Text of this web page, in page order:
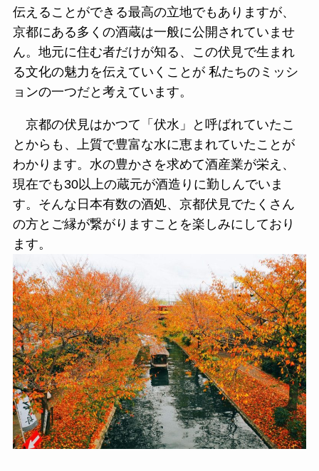
伝えることができる最高の立地でもありますが、
京都にある多くの酒蔵は一般に公開されていませ
ん。地元に住む者だけが知る、この伏見で生まれ
る文化の魅力を伝えていくことが 私たちのミッシ
ョンの一つだと考えています。
京都の伏見はかつて「伏水」と呼ばれていたこ
とからも、上質で豊富な水に恵まれていたことが
わかります。水の豊かさを求めて酒産業が栄え、
現在でも30以上の蔵元が酒造りに勤しんでいま
す。そんな日本有数の酒処、京都伏見でたくさん
の方とご縁が繋がりますことを楽しみにしており
ます。